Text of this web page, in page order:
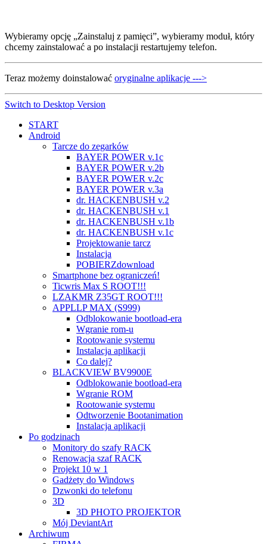
Wybieramy opcję „Zainstaluj z pamięci”, wybieramy moduł, który
chcemy zainstalować a po instalacji restartujemy telefon.
Teraz możemy doinstalować oryginalne aplikacje --->
Switch to Desktop Version
START
Android
Tarcze do zegarków
BAYER POWER v.1c
BAYER POWER v.2b
BAYER POWER v.2c
BAYER POWER v.3a
dr. HACKENBUSH v.2
dr. HACKENBUSH v.1
dr. HACKENBUSH v.1b
dr. HACKENBUSH v.1c
Projektowanie tarcz
Instalacja
POBIERZdownload
Smartphone bez ograniczeń!
Ticwris Max S ROOT!!!
LZAKMR Z35GT ROOT!!!
APPLLP MAX (S999)
Odblokowanie bootload-era
Wgranie rom-u
Rootowanie systemu
Instalacja aplikacji
Co dalej?
BLACKVIEW BV9900E
Odblokowanie bootload-era
Wgranie ROM
Rootowanie systemu
Odtworzenie Bootanimation
Instalacja aplikacji
Po godzinach
Monitory do szafy RACK
Renowacja szaf RACK
Projekt 10 w 1
Gadżety do Windows
Dzwonki do telefonu
3D
3D PHOTO PROJEKTOR
Mój DeviantArt
Archiwum